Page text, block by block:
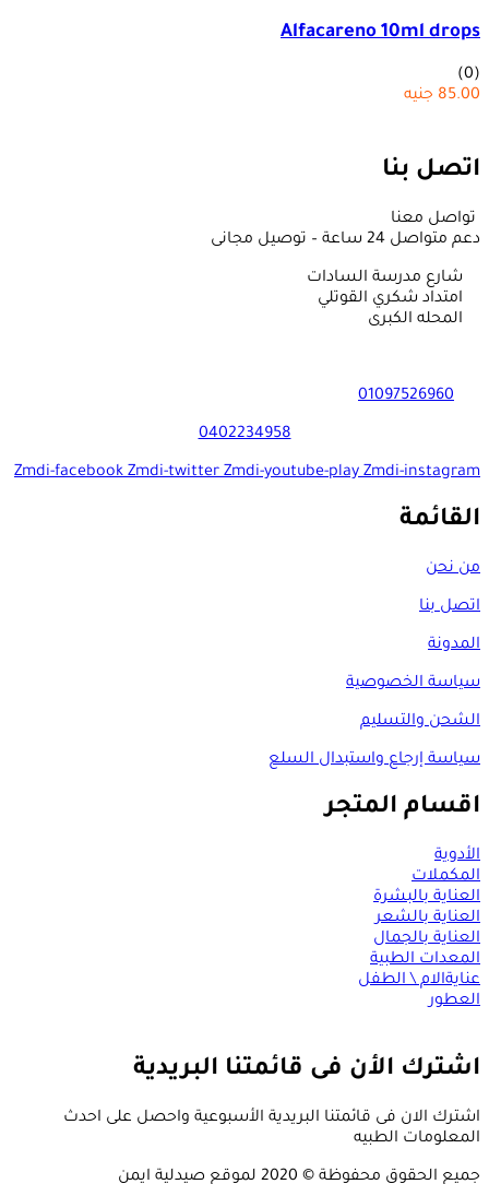
Alfacareno 10ml drops
(0)
85.00 جنيه
اتصل بنا
تواصل معنا
دعم متواصل 24 ساعة – توصيل مجانى
شارع مدرسة السادات
امتداد شكري القوتلي
المحله الكبرى
01097526960
0402234958
Zmdi-facebook Zmdi-twitter Zmdi-youtube-play Zmdi-instagram
القائمة
من نحن
اتصل بنا
المدونة
سياسة الخصوصية
الشحن والتسليم
سياسة إرجاع واستبدال السلع
اقسام المتجر
الأدوية
المكملات
العناية بالبشرة
العناية بالشعر
العناية بالجمال
المعدات الطبية
عنايةالام \ الطفل
العطور
اشترك الأن فى قائمتنا البريدية
اشترك الان فى قائمتنا البريدية الأسبوعية واحصل على احدث
المعلومات الطبيه
جميع الحقوق محفوظة © 2020 لموقع صيدلية ايمن